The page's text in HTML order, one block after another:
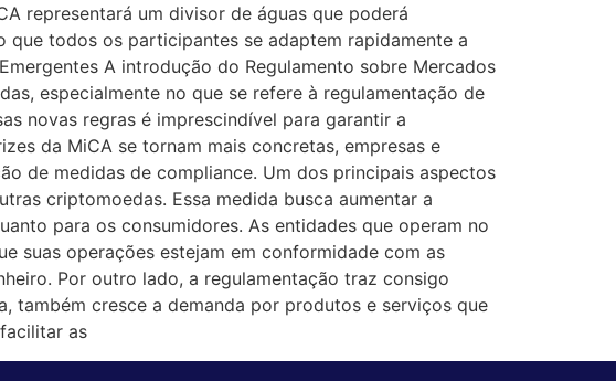
representará um divisor de águas que poderá
todos os participantes se adaptem rapidamente a
A introdução do Regulamento sobre Mercados
especialmente no que se refere à regulamentação de
novas regras é imprescindível para garantir a
da MiCA se tornam mais concretas, empresas e
de medidas de compliance. Um dos principais aspectos
criptomoedas. Essa medida busca aumentar a
para os consumidores. As entidades que operam no
suas operações estejam em conformidade com as
Por outro lado, a regulamentação traz consigo
também cresce a demanda por produtos e serviços que
as